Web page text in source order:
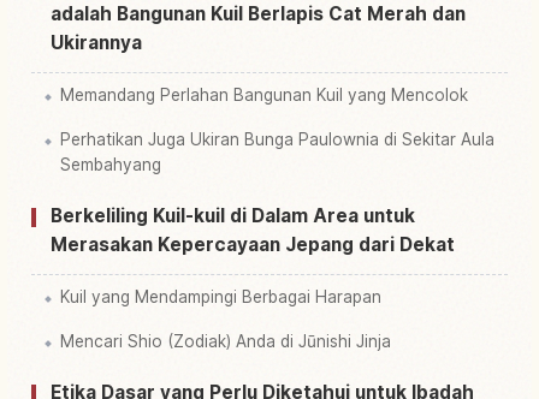
adalah Bangunan Kuil Berlapis Cat Merah dan
Ukirannya
Memandang Perlahan Bangunan Kuil yang Mencolok
Perhatikan Juga Ukiran Bunga Paulownia di Sekitar Aula
Sembahyang
Berkeliling Kuil-kuil di Dalam Area untuk
Merasakan Kepercayaan Jepang dari Dekat
Kuil yang Mendampingi Berbagai Harapan
Mencari Shio (Zodiak) Anda di Jūnishi Jinja
Etika Dasar yang Perlu Diketahui untuk Ibadah